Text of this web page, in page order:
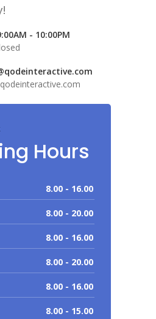
- 10:00PM
Hours
8.00 - 16.00
8.00 - 20.00
8.00 - 16.00
8.00 - 20.00
8.00 - 16.00
8.00 - 15.00